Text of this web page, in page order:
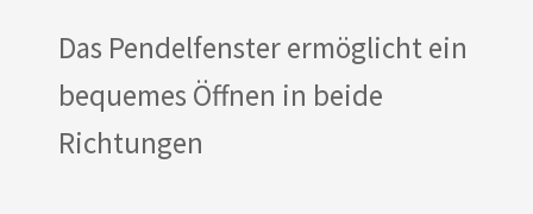
Das Pendelfenster ermöglicht ein
bequemes Öffnen in beide
Richtungen